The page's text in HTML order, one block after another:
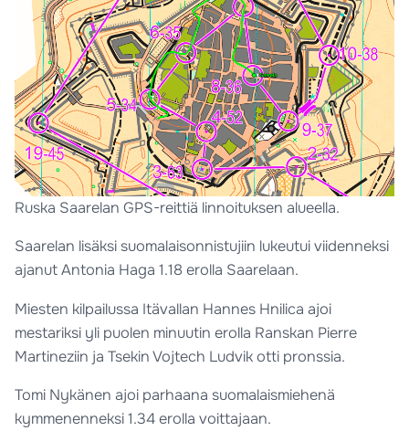
Ruska Saarelan GPS-reittiä linnoituksen alueella.
Saarelan lisäksi suomalaisonnistujiin lukeutui viidenneksi
ajanut Antonia Haga 1.18 erolla Saarelaan.
Miesten kilpailussa Itävallan Hannes Hnilica ajoi
mestariksi yli puolen minuutin erolla Ranskan Pierre
Martineziin ja Tsekin Vojtech Ludvik otti pronssia.
Tomi Nykänen ajoi parhaana suomalaismiehenä
kymmenenneksi 1.34 erolla voittajaan.